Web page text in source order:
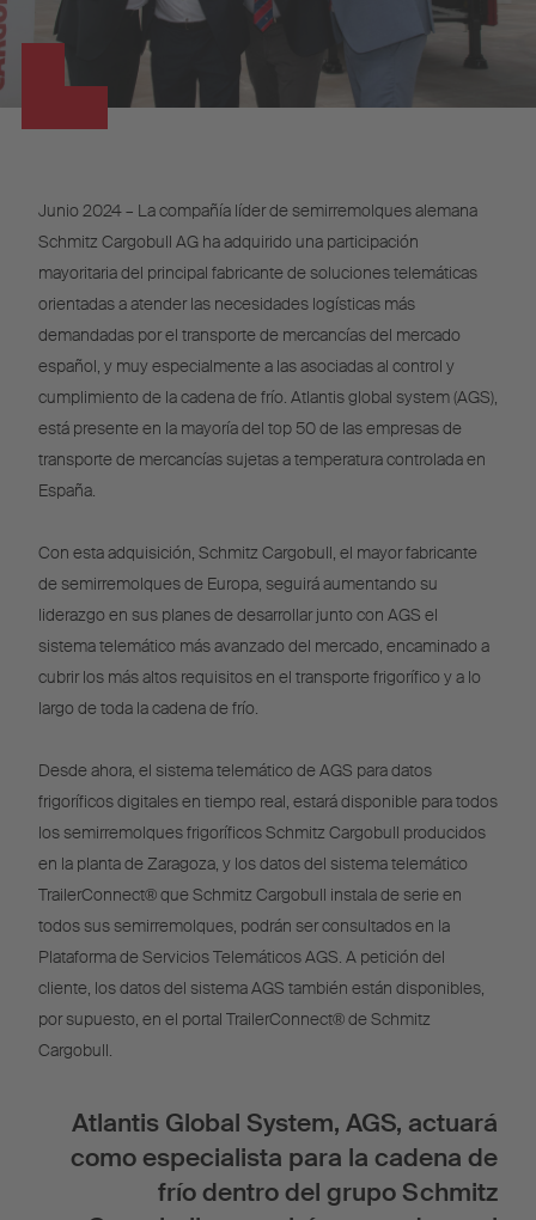
Junio 2024 – La compañía líder de semirremolques alemana
Schmitz Cargobull AG ha adquirido una participación
mayoritaria del principal fabricante de soluciones telemáticas
orientadas a atender las necesidades logísticas más
demandadas por el transporte de mercancías del mercado
español, y muy especialmente a las asociadas al control y
cumplimiento de la cadena de frío. Atlantis global system (AGS),
está presente en la mayoría del top 50 de las empresas de
transporte de mercancías sujetas a temperatura controlada en
España.
Con esta adquisición, Schmitz Cargobull, el mayor fabricante
de semirremolques de Europa, seguirá aumentando su
liderazgo en sus planes de desarrollar junto con AGS el
sistema telemático más avanzado del mercado, encaminado a
cubrir los más altos requisitos en el transporte frigorífico y a lo
largo de toda la cadena de frío.
Desde ahora, el sistema telemático de AGS para datos
frigoríficos digitales en tiempo real, estará disponible para todos
los semirremolques frigoríficos Schmitz Cargobull producidos
en la planta de Zaragoza, y los datos del sistema telemático
TrailerConnect® que Schmitz Cargobull instala de serie en
todos sus semirremolques, podrán ser consultados en la
Plataforma de Servicios Telemáticos AGS. A petición del
cliente, los datos del sistema AGS también están disponibles,
por supuesto, en el portal TrailerConnect® de Schmitz
Cargobull.
Atlantis Global System, AGS, actuará
como especialista para la cadena de
frío dentro del grupo Schmitz